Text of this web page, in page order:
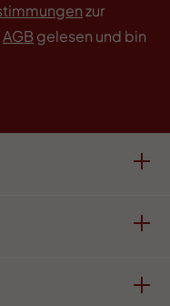
zur
AGB gelesen und bin